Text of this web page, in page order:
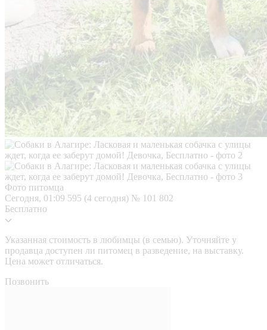
Фото питомца
Сегодня, 01:09 595 (4 сегодня) № 101 802
Бесплатно
Указанная стоимость в любимцы (в семью). Уточняйте у
продавца доступен ли питомец в разведение, на выставку.
Цена может отличаться.
Позвонить